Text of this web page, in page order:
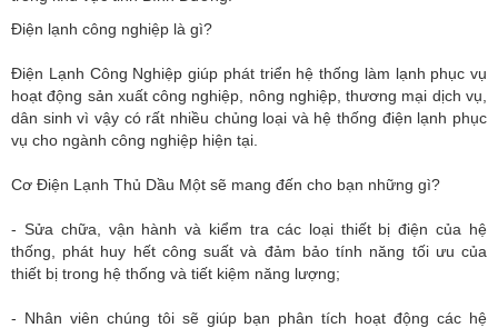
Điện lạnh công nghiệp là gì?
Điện Lạnh Công Nghiệp giúp phát triển hệ thống làm lạnh phục vụ
hoạt động sản xuất công nghiệp, nông nghiệp, thương mại dịch vụ,
dân sinh vì vậy có rất nhiều chủng loại và hệ thống điện lạnh phục
vụ cho ngành công nghiệp hiện tại.
Cơ Điện Lạnh Thủ Dầu Một sẽ mang đến cho bạn những gì?
- Sửa chữa, vận hành và kiểm tra các loại thiết bị điện của hệ
thống, phát huy hết công suất và đảm bảo tính năng tối ưu của
thiết bị trong hệ thống và tiết kiệm năng lượng;
- Nhân viên chúng tôi sẽ giúp bạn phân tích hoạt động các hệ